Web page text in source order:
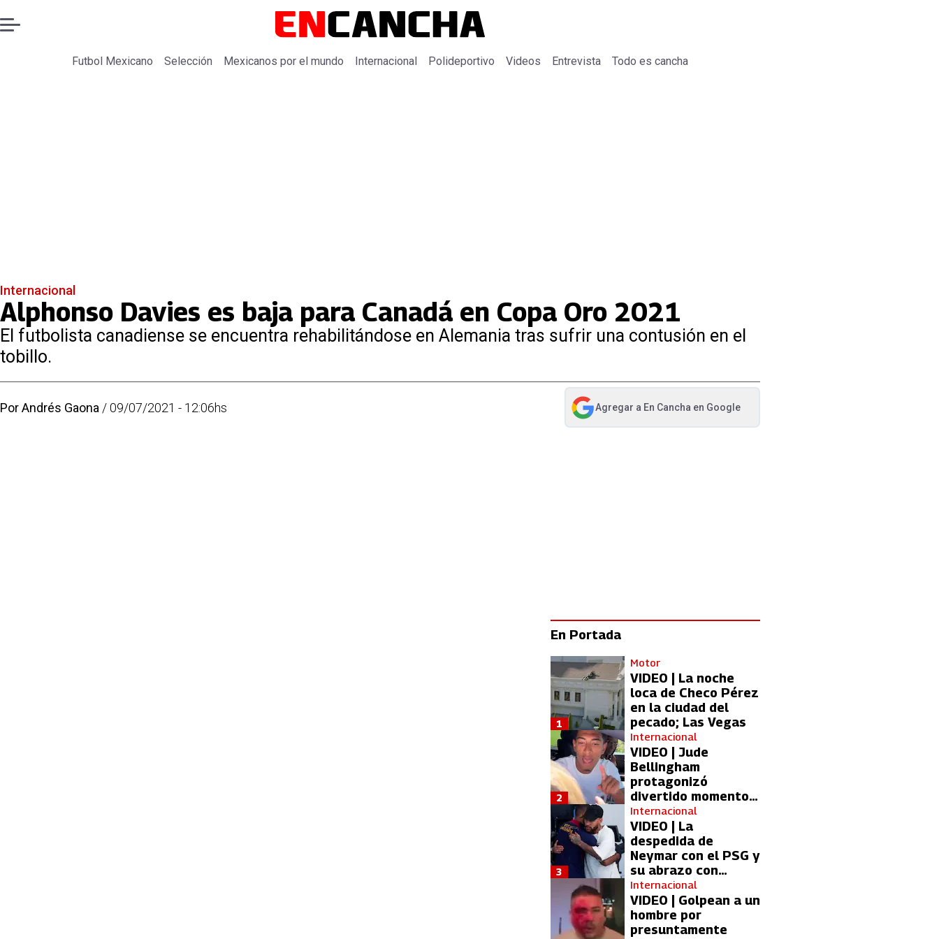
Futbol Mexicano Selección Mexicanos por el mundo Internacional Polideportivo Videos Entrevista Todo es cancha
Internacional
Alphonso Davies es baja para Canadá en Copa Oro 2021
El futbolista canadiense se encuentra rehabilitándose en Alemania tras sufrir una contusión en el
tobillo.
PorAndrés Gaona /09/07/2021 - 12:06hs Agregar a En Cancha en Google
abre en nueva pestaña
En Portada
Motor
VIDEO | La noche
loca de Checo Pérez
en la ciudad del
pecado; Las Vegas
1
Internacional
VIDEO | Jude
Bellingham
protagonizó
divertido momento
con aficionada del
Real Madrid
2
Internacional
VIDEO | La
despedida de
Neymar con el PSG y
su abrazo con
Kylian Mbappé
3
Internacional
VIDEO | Golpean a un
hombre por
presuntamente